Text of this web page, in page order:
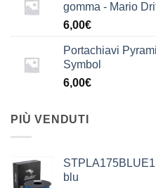
gomma - Mario
6,00€
Portachiavi
Symbol
6,00€
PIÙ VENDUTI
blu